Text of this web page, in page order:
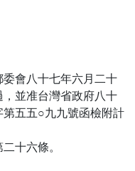
會八十七年六月二十
並准台灣省政府八十
五五○九九號函檢附計
十六條。